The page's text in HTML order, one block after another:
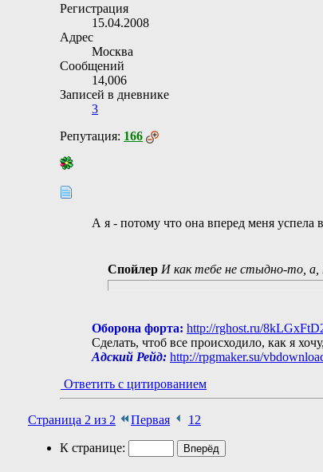
Регистрация
15.04.2008
Адрес
Москва
Сообщений
14,006
Записей в дневнике
3
Репутация: 166
А я - потому что она вперед меня успела
Спойлер И как тебе не стыдно-то, а,
Оборона форта: http://rghost.ru/
Сделать, чтоб все происходило, как я
Адский Рейд: http://rpgmaker.su/
Ответить с цитированием
Страница 2 из 2 Первая 1 2
К странице: